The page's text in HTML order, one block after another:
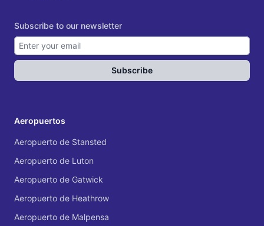
Subscribe to our newsletter
Subscribe
Aeropuertos
Aeropuerto de Stansted
Aeropuerto de Luton
Aeropuerto de Gatwick
Aeropuerto de Heathrow
Aeropuerto de Malpensa